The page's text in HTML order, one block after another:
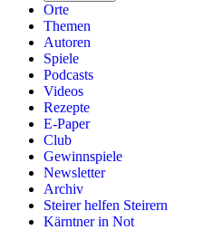
Orte
Themen
Autoren
Spiele
Podcasts
Videos
Rezepte
E-Paper
Club
Gewinnspiele
Newsletter
Archiv
Steirer helfen Steirern
Kärntner in Not